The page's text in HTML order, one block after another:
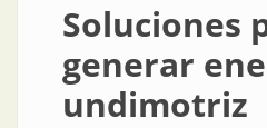
Soluciones
generar
undimotriz